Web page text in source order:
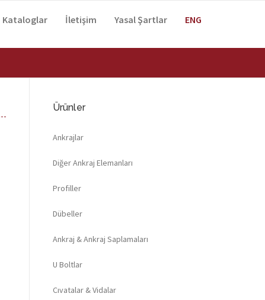
Kataloglar İletişim Yasal Şartlar ENG
Ürünler
Ankrajlar
Diğer Ankraj Elemanları
Profiller
Dübeller
Ankraj & Ankraj Saplamaları
U Boltlar
Cıvatalar & Vidalar